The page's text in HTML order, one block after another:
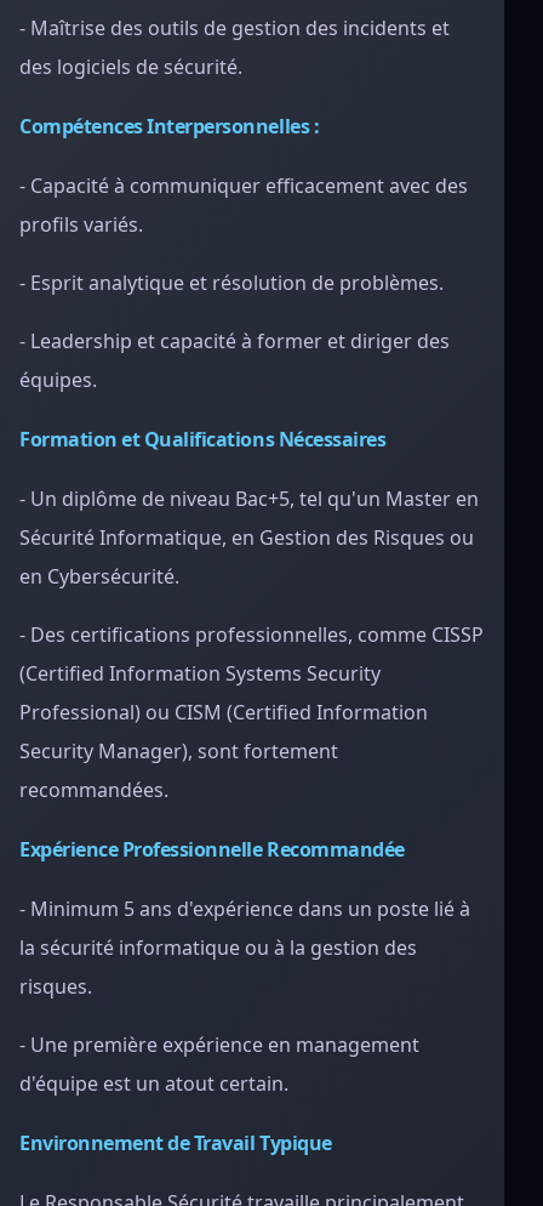
- Maîtrise des outils de gestion des incidents et
des logiciels de sécurité.
Compétences Interpersonnelles :
- Capacité à communiquer efficacement avec des
profils variés.
- Esprit analytique et résolution de problèmes.
- Leadership et capacité à former et diriger des
équipes.
Formation et Qualifications Nécessaires
- Un diplôme de niveau Bac+5, tel qu'un Master en
Sécurité Informatique, en Gestion des Risques ou
en Cybersécurité.
- Des certifications professionnelles, comme CISSP
(Certified Information Systems Security
Professional) ou CISM (Certified Information
Security Manager), sont fortement
recommandées.
Expérience Professionnelle Recommandée
- Minimum 5 ans d'expérience dans un poste lié à
la sécurité informatique ou à la gestion des
risques.
- Une première expérience en management
d'équipe est un atout certain.
Environnement de Travail Typique